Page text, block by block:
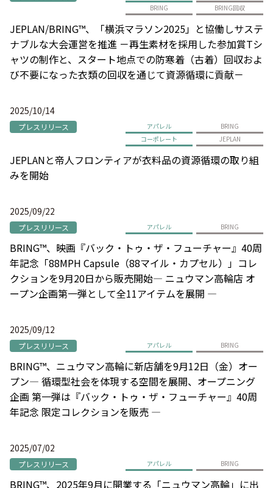
BRING
BRING回収
JEPLAN/BRING™、「横浜マラソン2025」と協働しサステ
ナブルな大会運営を推進 －再生素材を採用した参加賞Tシ
ャツの制作と、スタート地点での防寒着（古着）回収およ
び不要になった衣類の回収を通じて資源循環に貢献－
2025/10/14
プレスリリース アパレル
BRING
コーポレート
JEPLAN
JEPLANと帝人フロンティアが衣料品の資源循環の取り組
みを開始
2025/09/22
プレスリリース アパレル BRING
BRING™、映画『バック・トゥ・ザ・フューチャー』40周
年記念「88MPH Capsule（88マイル・カプセル）」コレ
クションを9月20日から販売開始― ニュウマン高輪店 オ
ープン企画第一弾として全11アイテムを展開 ―
2025/09/12
プレスリリース アパレル BRING
BRING™、ニュウマン高輪に新店舗を9月12日（金）オー
プン― 循環型社会を体現する空間を展開、オープニング
企画 第一弾は『バック・トゥ・ザ・フューチャー』40周
年記念 限定コレクションを販売 ―
2025/07/02
プレスリリース アパレル BRING
BRING™、2025年9月に開業する「ニュウマン高輪」に出